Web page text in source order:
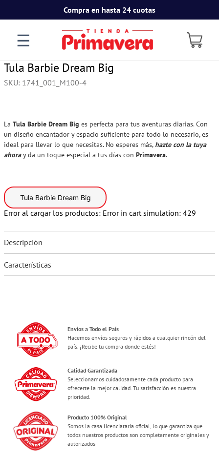
Compra en hasta 24 cuotas
☰
Tula Barbie Dream Big
SKU: 1741_001_M100-4
La Tula Barbie Dream Big es perfecta para tus aventuras diarias. Con
un diseño encantador y espacio suficiente para todo lo necesario, es
ideal para llevar lo que necesitas. No esperes más, hazte con la tuya
ahoray da un toque especial a tus días con Primavera.
Tula Barbie Dream Big
Error al cargar los productos: Error in cart simulation: 429
Descripción
Características
Envíos a Todo el País
Hacemos envíos seguros y rápidos a cualquier rincón del
país. ¡Recibe tu compra donde estés!
Calidad Garantizada
Seleccionamos cuidadosamente cada producto para
ofrecerte la mejor calidad. Tu satisfacción es nuestra
prioridad.
Producto 100% Original
Somos la casa licenciataria oficial, lo que garantiza que
todos nuestros productos son completamente originales y
autorizados